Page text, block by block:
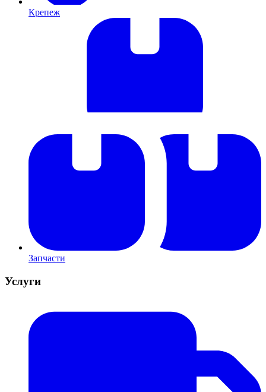
Крепеж
Запчасти
Услуги